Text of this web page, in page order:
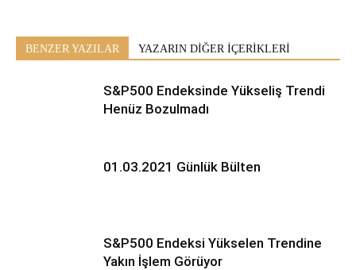
BENZER YAZILAR YAZARIN DİĞER İÇERİKLERİ
S&P500 Endeksinde Yükseliş Trendi
Henüz Bozulmadı
01.03.2021 Günlük Bülten
S&P500 Endeksi Yükselen Trendine
Yakın İşlem Görüyor